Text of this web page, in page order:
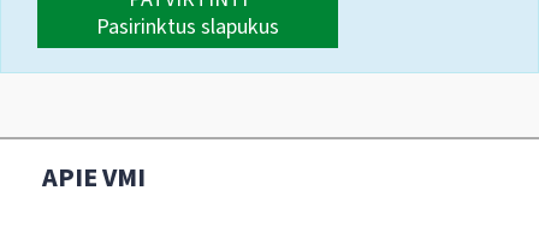
Pasirinktus slapukus
APIE VMI